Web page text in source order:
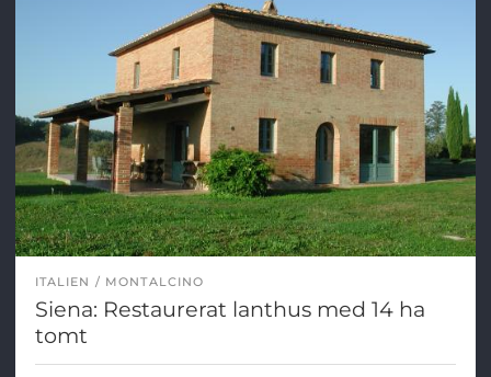
ITALIEN MONTALCINO
Siena: Restaurerat lanthus med 14 ha
tomt